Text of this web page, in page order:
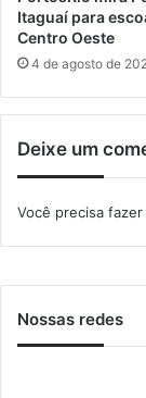
l
h
o
f
í
c
m
a
é
3
d
i
Itaguaí para
Centro Oeste
4 de agosto de
Deixe um
Você precisa fazer
Nossas redes